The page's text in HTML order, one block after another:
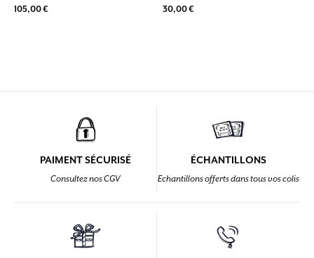
105,00 € 30,00 €
PAIMENT SÉCURISÉ
Consultez nos CGV
ÉCHANTILLONS
Echantillons offerts dans tous vos colis